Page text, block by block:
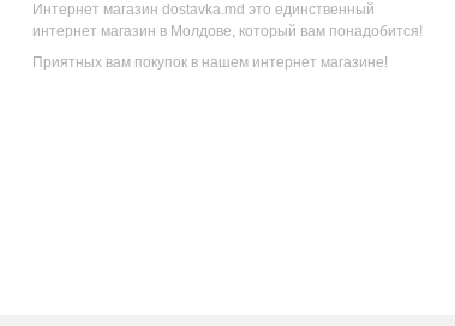
Интернет магазин dostavka.md это единственный
интернет магазин в Молдове, который вам понадобится!
Приятных вам покупок в нашем интернет магазине!